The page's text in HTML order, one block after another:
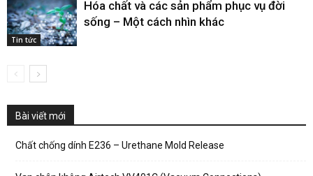
Tin tức
Hóa chất và các sản phẩm phục vụ đời
sống – Một cách nhìn khác
Bài viết mới
Chất chống dính E236 – Urethane Mold Release